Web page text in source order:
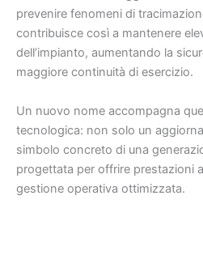
prevenire fenomeni di
contribuisce così a mantenere
dell’impianto, aumentando la
maggiore continuità di esercizio.
Un nuovo nome accompagna
tecnologica: non solo un
simbolo concreto di una
progettata per offrire prestazioni
gestione operativa ottimizzata.